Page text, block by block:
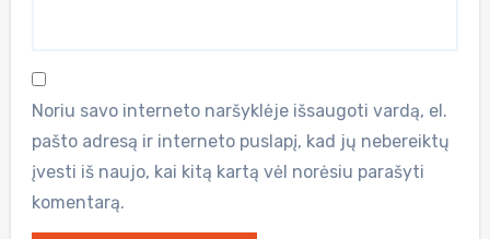
Noriu savo interneto naršyklėje išsaugoti vardą, el.
pašto adresą ir interneto puslapį, kad jų nebereiktų
įvesti iš naujo, kai kitą kartą vėl norėsiu parašyti
komentarą.